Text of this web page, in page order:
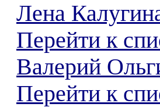
Лена
Перейти к
Валерий
Перейти к